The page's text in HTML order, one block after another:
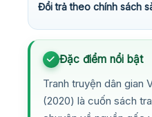
Đổi trả theo chính sách
Đặc điểm nổi bật
Tranh truyện dân gian
(2020) là cuốn sách